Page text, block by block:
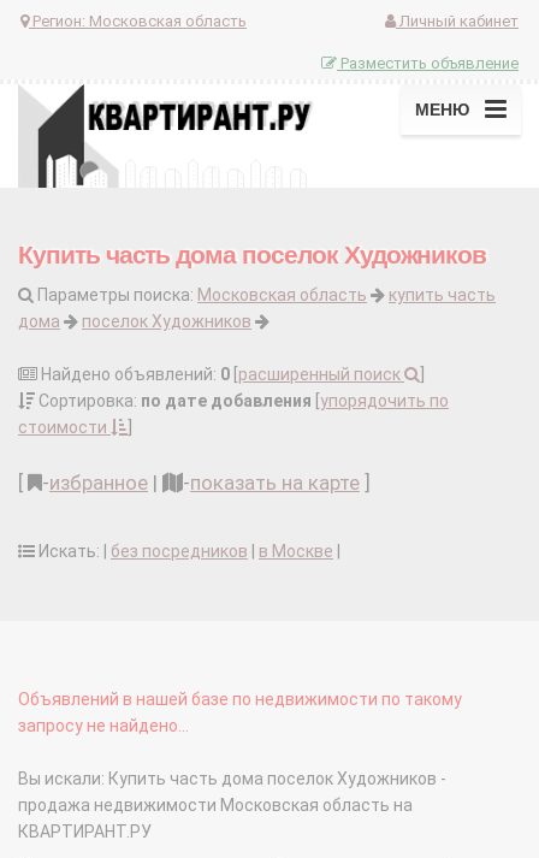
Регион: Московская область Личный кабинет
Разместить объявление
МЕНЮ
Купить часть дома поселок Художников
Параметры поиска: Московская область
купить часть
дома
поселок Художников
Найдено объявлений: 0 расширенный поиск
Сортировка: по дате добавления упорядочить по
стоимости
-избранное | -показать на карте
Искать: | без посредников в Москве
Объявлений в нашей базе по недвижимости по такому
запросу не найдено...
Вы искали: Купить часть дома поселок Художников -
продажа недвижимости Московская область на
КВАРТИРАНТ.РУ